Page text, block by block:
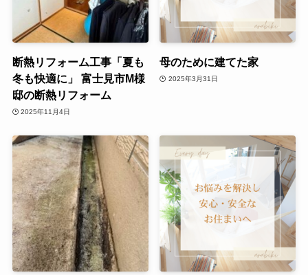
断熱リフォーム工事「夏も
冬も快適に」 富士見市M様
邸の断熱リフォーム
2025年11月4日
母のために建てた家
2025年3月31日